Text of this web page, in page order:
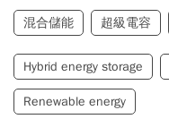
混合儲能 超級電容
Hybrid energy storage
Renewable energy